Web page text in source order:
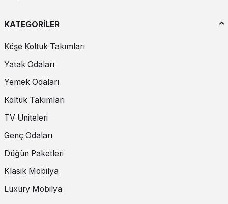
KATEGORİLER
Köşe Koltuk Takımları
Yatak Odaları
Yemek Odaları
Koltuk Takımları
TV Üniteleri
Genç Odaları
Düğün Paketleri
Klasik Mobilya
Luxury Mobilya